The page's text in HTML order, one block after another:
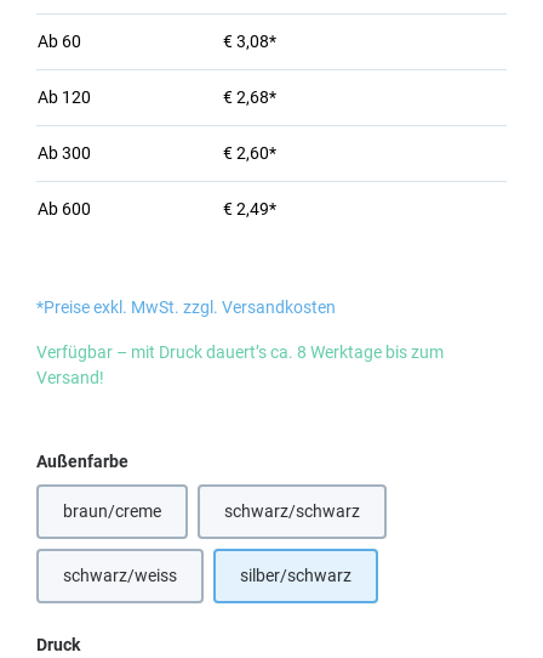
Ab 60 € 3,08*
Ab 120 € 2,68*
Ab300 € 2,60*
Ab 600 € 2,49*
*Preise exkl. MwSt. zzgl. Versandkosten
Verfügbar – mit Druck dauert’s ca. 8 Werktage bis zum
Versand!
Außenfarbeauswählen
braun/creme
(Diese Option ist zurzeit nicht verfügbar.)
schwarz/schwarz
schwarz/weiss(Diese Option ist zurzeit nicht verfügbar.)
silber/schwarz
Druckauswählen